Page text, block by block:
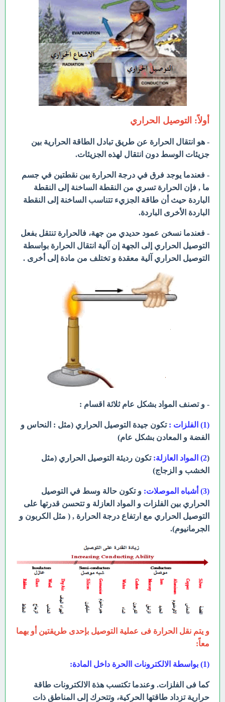
أولاً: التوصيل الحراري
- هو انتقال الحرارة عن طريق تبادل الطاقة الحرارية بين
جزيئات الوسط دون انتقال لهذه الجزيئات.
- فعندما يوجد فرق في درجة الحرارة بين نقطتين في جسم
ما , فإن الحرارة تسري من النقطة الساخنة إلى النقطة
الباردة حيث أن طاقة الجزيء تتناسب الساخنة إلى النقطة
الباردة الأخرى الباردة.
- فعندما نسخن عمود حديدي من جهة، فالحرارة تنتقل بفعل
التوصيل الحراري إلى الجهة إن آلية انتقال الحرارة بواسطة
التوصيل الحراري آلية معقدة و تختلف من مادة إلى أخرى .
- و تصنف المواد بشكل عام ثلاثة اقسام :
(1) الفلزات :
تكون جيدة التوصيل الحراري (مثل : النحاس و
الفضة و المعادن بشكل عام)
(2) المواد العازلة:
تكون رديئة التوصيل الحراري (مثل
الخشب و الزجاج)
(3) أشباه الموصلات:
و تكون حالة وسط في التوصيل
الحراري بين الفلزات و المواد العازلة و تتحسن قدرتها على
التوصيل الحراري مع ارتفاع درجة الحرارة , ( مثل الكربون و
الجرمانيوم).
و يتم نقل الحرارة فى عملية التوصيل بإحدى طريقتين أو بهما
معاً:
(1) بواسطة الالكترونات االحرة داخل المادة:
كما فى الفلزات. وعندما تكتسب هذة الالكترونات طاقة
حرارية تزداد طاقتها الحركية، وتتحرك إلى المناطق ذات